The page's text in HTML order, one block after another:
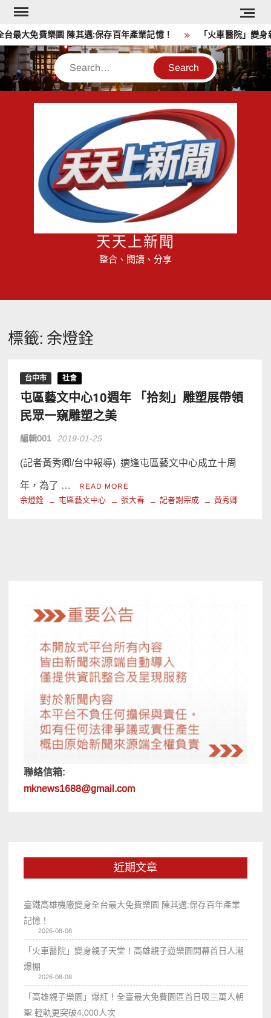
Skip
content
最大免費樂園 陳其邁:保存百年產業記憶！ 「火車醫院」變身
Search
天天上新聞
整合、閱讀、分享
標籤: 余燈銓
台中市 社會
屯區藝文中心10週年 「拾刻」雕塑展帶領
民眾一窺雕塑之美
編輯001 2019-01-25
(記者黃秀卿/台中報導) 適逢屯區藝文中心成立十周
年，為了 … READ MORE
余燈銓 屯區藝文中心 張大春 記者謝宗成 黃秀卿
聯絡信箱:
mknews1688@gmail.com
近期文章
臺鐵高雄機廠變身全台最大免費樂園 陳其邁:保存百年產業
記憶！
2026-08-08
「火車醫院」變身親子天堂！高雄親子遊樂園開幕首日人潮
爆棚
2026-08-08
「高雄親子樂園」爆紅！全臺最大免費園區首日吸三萬人朝
聖 輕軌更突破4,000人次